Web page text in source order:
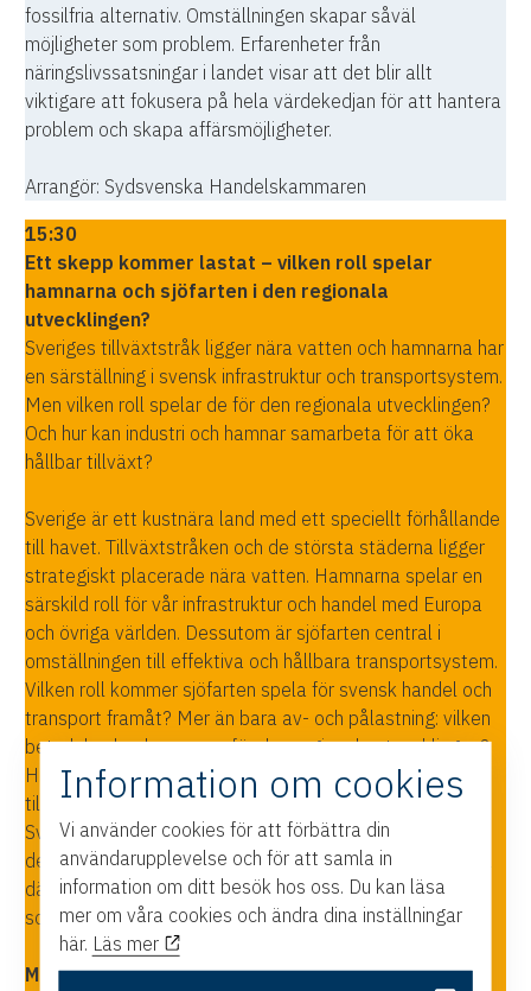
fossilfria alternativ. Omställningen skapar såväl
möjligheter som problem. Erfarenheter från
näringslivssatsningar i landet visar att det blir allt
viktigare att fokusera på hela värdekedjan för att hantera
problem och skapa affärsmöjligheter.
Arrangör: Sydsvenska Handelskammaren
15:30
Ett skepp kommer lastat – vilken roll spelar
hamnarna och sjöfarten i den regionala
utvecklingen?
Sveriges tillväxtstråk ligger nära vatten och hamnarna har
en särställning i svensk infrastruktur och transportsystem.
Men vilken roll spelar de för den regionala utvecklingen?
Och hur kan industri och hamnar samarbeta för att öka
hållbar tillväxt?
Sverige är ett kustnära land med ett speciellt förhållande
till havet. Tillväxtstråken och de största städerna ligger
strategiskt placerade nära vatten. Hamnarna spelar en
särskild roll för vår infrastruktur och handel med Europa
och övriga världen. Dessutom är sjöfarten central i
omställningen till effektiva och hållbara transportsystem.
Vilken roll kommer sjöfarten spela för svensk handel och
transport framåt? Mer än bara av- och pålastning: vilken
betydelse har hamnarna för den regionala utvecklingen?
Hur kan industri och hamnar samarbeta för ökad hållbar
tillväxt? Och vilken kust kommer egentligen att vara
Sveriges framsida inom ett decennium – den östra eller
den västra? Välkommen till ett kunskapshöjande samtal
där företrädare för hamn och sjöfart spanar in framtiden,
som kommer lastad – till sjöss.
Medverkande:
Information om cookies
Vi använder cookies för att förbättra din
användarupplevelse och för att samla in
information om ditt besök hos oss. Du kan läsa
mer om våra cookies och ändra dina inställningar
här. Läs mer